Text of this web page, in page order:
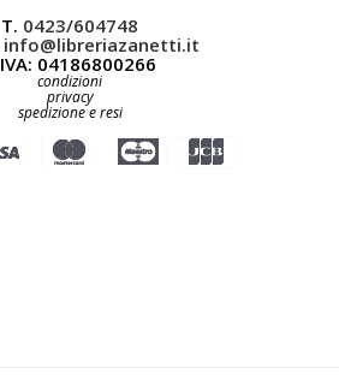
T. 0423/604748
info@libreriazanetti.it
04186800266
condizioni
privacy
spedizione e resi